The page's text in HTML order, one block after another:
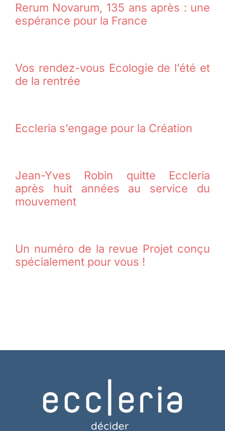
Rerum Novarum, 135 ans après : une
espérance pour la France
Vos rendez-vous Ecologie de l’été et
de la rentrée
Eccleria s’engage pour la Création
Jean-Yves Robin quitte Eccleria
après huit années au service du
mouvement
Un numéro de la revue Projet conçu
spécialement pour vous !